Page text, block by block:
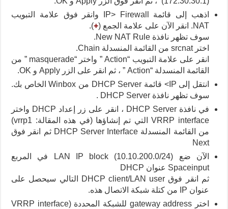
اذهب إلى قائمة IP> Firewall وانقر فوق علامة التبويب
NAT. انقر الآن على علامة الجمع (
+
).
سوف تظهر نافذة New NAT Rule.
اختر srcnat من القائمة المنسدلة Chain.
انقر على علامة التبويب “Action ” واختر “masquerade ” من
القائمة المنسدلة “Action ” ، ثم انقر على الزر Apply و OK.
انتقل إلى IP> قائمة DHCP Server من Winbox الخاص بك.
سوف تظهر نافذة DHCP Server .
في نافذة DHCP Server ، انقر على زر إعداد DHCP واختر
VRRP interface التي تم إنشاؤها (في هذه المقالة: vrrp1)
من القائمة المنسدلة DHCP Server Interface ثم انقر فوق
Next
الآن ضع LAN IP block (10.10.200.0/24) في المربع
Spaceinput عنوان DHCP
ثم انقر فوق DHCP client/LAN user التالي سيحصل على
عنوان IP من كتلة شبكة الاتصال هذه.
اختر gateway address للشبكة المحددة (VRRP interface